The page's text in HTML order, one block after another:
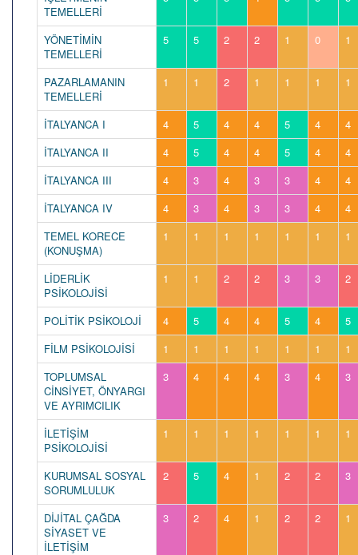
TEMELLERİ
YÖNETİMİN
TEMELLERİ
5 5 2 2 1 0 1
PAZARLAMANIN
TEMELLERİ
1 1 2 1 1 1 1
İTALYANCA I 4 5 4 4 5 4
4
İTALYANCA II
4 5 4 4 5 4
4
İTALYANCA III
4 3 4 3 3 4
4
İTALYANCA IV
4 3 4 3 3 4
4
TEMEL KORECE
(KONUŞMA)
1 1 1 1 1 1 1
LİDERLİK
PSİKOLOJİSİ
1 1 2 2 3 3 2
POLİTİK PSİKOLOJİ 4 5 4 4 5 4
5
FİLM PSİKOLOJİSİ
1 1 1 1 1 1
1
TOPLUMSAL
CİNSİYET, ÖNYARGI
VE AYRIMCILIK
3 4 4 4 3 4 3
İLETİŞİM
PSİKOLOJİSİ
1 1 1 1 1 1 1
KURUMSAL SOSYAL
SORUMLULUK
2 5 4 1 2 2 3
DİJİTAL ÇAĞDA
SİYASET VE
İLETİŞİM
3 2 4 1 2 2 1